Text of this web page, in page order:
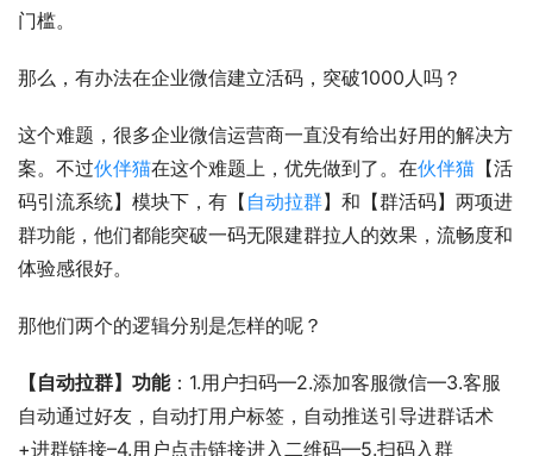
门槛。
那么，有办法在企业微信建立活码，突破1000人吗？
这个难题，很多企业微信运营商一直没有给出好用的解决方
案。不过伙伴猫在这个难题上，优先做到了。在伙伴猫 【活
码引流系统】模块下，有【 自动拉群】和【群活码】两项进
群功能，他们都能突破一码无限建群拉人的效果，流畅度和
体验感很好。
那他们两个的逻辑分别是怎样的呢？
【自动拉群】功能：1.用户扫码—2.添加客服微信—3.客服
自动通过好友，自动打用户标签，自动推送引导进群话术
+进群链接–4.用户点击链接进入二维码—5.扫码入群